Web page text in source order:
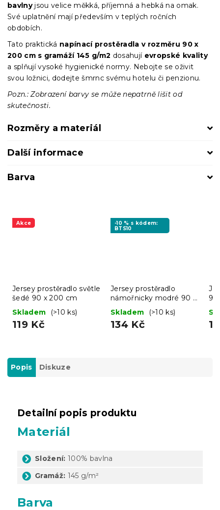
bavlnyjsou velice měkká, příjemná a hebká na omak.
Své uplatnění mají především v teplých ročních
obdobích.
Tato praktická napínací prostěradla v rozměru 90 x
200 cm s gramáží 145 g/m2 dosahujíevropské kvality
a splňují vysoké hygienické normy. Nebojte se oživit
svou ložnici, dodejte šmrnc svému hotelu či penzionu.
Pozn.: Zobrazení barvy se může nepatrně lišit od
skutečnosti.
Rozměry a materiál
Další informace
Barva
Akce
Jersey prostěradlo světle
šedé 90 x 200 cm
Skladem
(>10 ks)
119 Kč
-10 % s kódem:
BTS10
Jersey prostěradlo
námořnicky modré 90 x
200 cm
Skladem (>10 ks)
134 Kč
90
Popis Diskuze
Detailní popis produktu
Materiál
Složení: 100% bavlna
Gramáž: 145 g/m²
Barva